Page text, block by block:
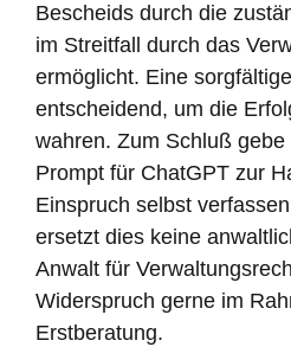
Bescheids durch die
im Streitfall durch das
ermöglicht. Eine
entscheidend, um die
wahren. Zum Schluß
Prompt für ChatGPT zur
Einspruch selbst
ersetzt dies keine
Anwalt für
Widerspruch gerne im
Erstberatung.